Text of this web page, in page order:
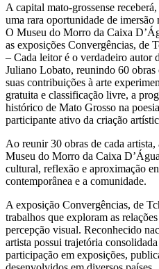
A capital mato-grossense
uma rara oportunidade de imersão
O Museu do Morro da Caixa
as exposições Convergências, de
– Cada leitor é o verdadeiro autor
Juliano Lobato, reunindo 60 obras
suas contribuições à arte
gratuita e classificação livre, a
histórico de Mato Grosso na
participante ativo da criação
Ao reunir 30 obras de cada
Museu do Morro da Caixa
cultural, reflexão e aproximação
contemporânea e a comunidade.
A exposição Convergências, de
trabalhos que exploram as
percepção visual. Reconhecido
artista possui trajetória
participação em exposições,